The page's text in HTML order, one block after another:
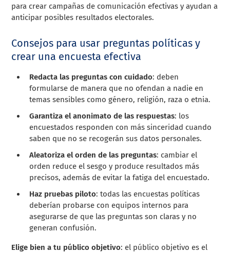
para crear campañas de comunicación efectivas y ayudan a
anticipar posibles resultados electorales.
Consejos para usar preguntas políticas y
crear una encuesta efectiva
Redacta las preguntas con cuidado: deben
formularse de manera que no ofendan a nadie en
temas sensibles como género, religión, raza o etnia.
Garantiza el anonimato de las respuestas: los
encuestados responden con más sinceridad cuando
saben que no se recogerán sus datos personales.
Aleatoriza el orden de las preguntas: cambiar el
orden reduce el sesgo y produce resultados más
precisos, además de evitar la fatiga del encuestado.
Haz pruebas piloto: todas las encuestas políticas
deberían probarse con equipos internos para
asegurarse de que las preguntas son claras y no
generan confusión.
Elige bien a tu público objetivo: el público objetivo es el